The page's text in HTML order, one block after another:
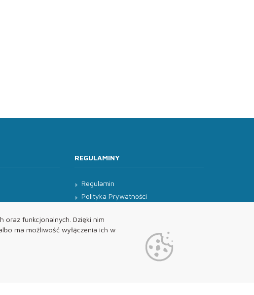
funkcjonalnych. Dzięki nim
ma możliwość wyłączenia ich w
REGULAMINY
Regulamin
Polityka Prywatności